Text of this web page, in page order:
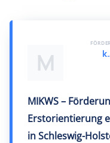
M
MIKWS –
Erstorientierung
in Schleswig-